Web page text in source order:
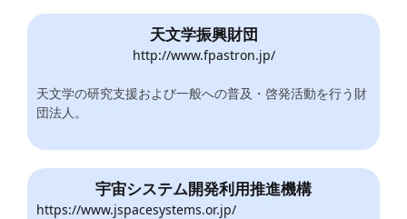
天文学振興財団
http://www.fpastron.jp/
天文学の研究支援および一般への普及・啓発活動を行う財
団法人。
宇宙システム開発利用推進機構
https://www.jspacesystems.or.jp/